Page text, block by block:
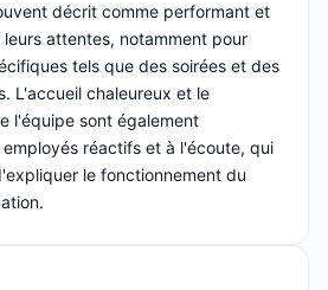
décrit comme performant et
attentes, notamment pour
tels que des soirées et des
L'accueil chaleureux et le
l'équipe sont également
réactifs et à l'écoute, qui
le fonctionnement du